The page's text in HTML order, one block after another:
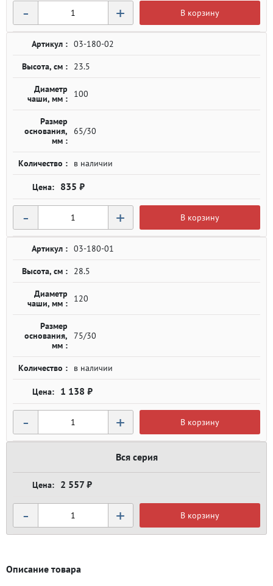
- + В корзину
Артикул : 03-180-02
Высота, см : 23.5
Диаметр
чаши, мм :
100
Размер
основания,
мм :
65/30
Количество : в наличии
835 ₽
- + В корзину
Артикул : 03-180-01
Высота, см : 28.5
Диаметр
чаши, мм :
120
Размер
основания,
мм :
75/30
Количество : в наличии
1 138 ₽
- + В корзину
Вся серия
2 557 ₽
- + В корзину
Описание товара